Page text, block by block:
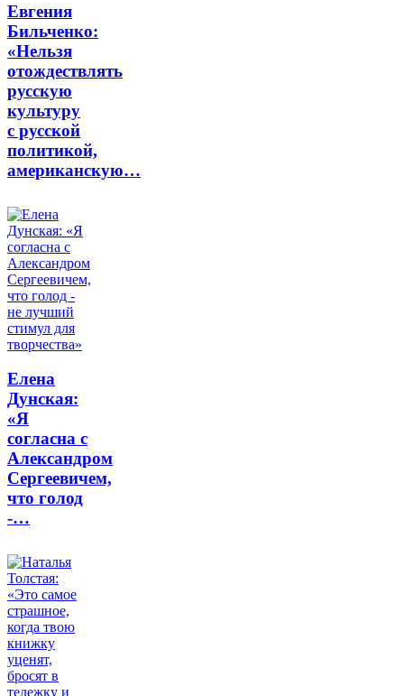
Евгения
Бильченко:
«Нельзя
отождествлять
русскую
культуру
с русской
политикой,
американскую…
Елена
Дунская:
«Я
согласна с
Александром
Сергеевичем,
что голод
-…